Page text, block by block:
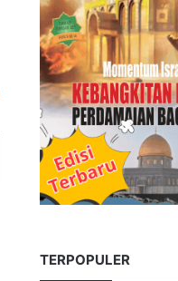
TERPOPULER